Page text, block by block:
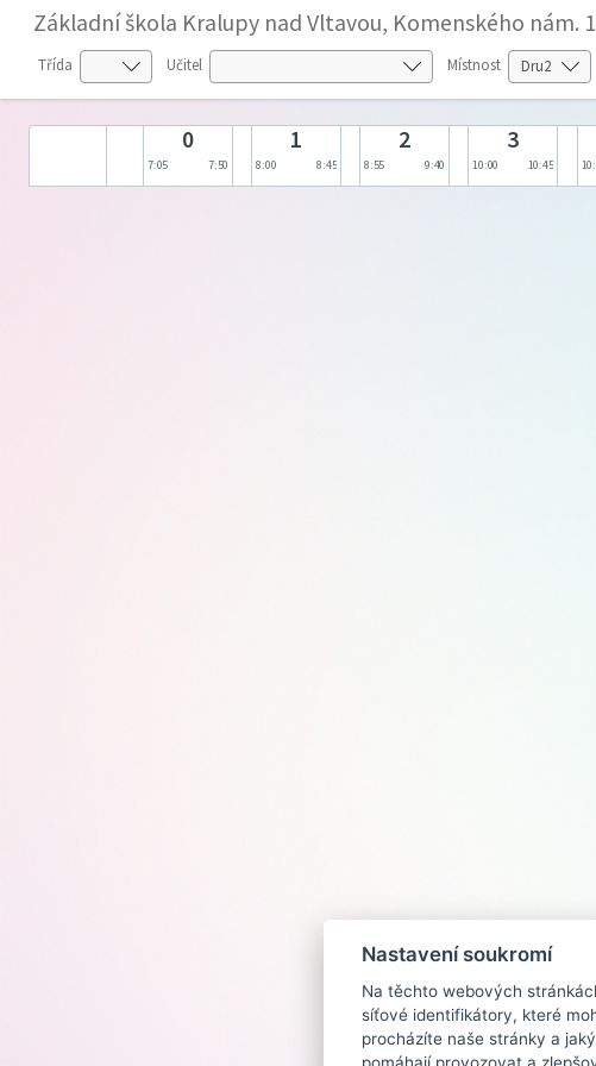
Základní škola Kralupy nad Vltavou, Komenského nám.
Třída Učitel Místnost
0
7:05 7:50
1
8:00 8:45
2
8:55 9:40
3
10:00 10:45
Nastavení soukromí
Na těchto webových
síťové identifikátory, které
procházíte naše stránky a